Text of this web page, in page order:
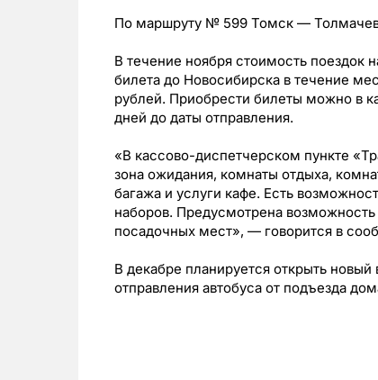
По маршруту № 599 Томск —
В течение ноября стоимость поездок
билета до Новосибирска в течение
рублей. Приобрести билеты можно в
дней до даты отправления.
«В кассово-диспетчерском пункте
зона ожидания, комнаты отдыха,
багажа и услуги кафе. Есть
наборов. Предусмотрена возможность
посадочных мест», — говорится в
В декабре планируется открыть
отправления автобуса от подъезда